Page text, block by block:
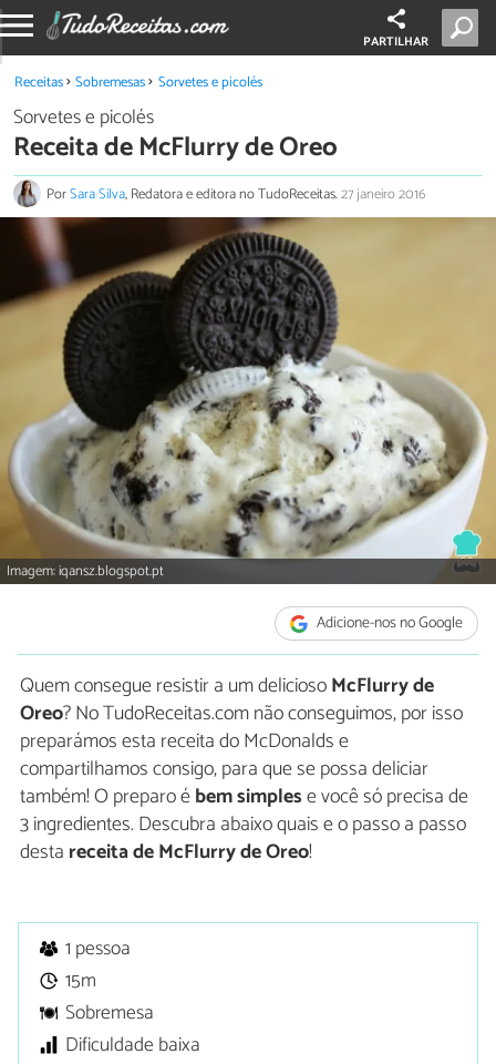
PARTILHAR
Receitas Sobremesas Sorvetes e picolés
Sorvetes e picolés
Receita de McFlurry de Oreo
PorSara Silva, Redatora e editora no TudoReceitas.27 janeiro 2016
Imagem: iqansz.blogspot.pt
Adicione-nos no Google
Quem consegue resistir a um deliciosoMcFlurry de
Oreo? No TudoReceitas.com não conseguimos, por isso
preparámos esta receita do McDonalds e
compartilhamos consigo, para que se possa deliciar
também! O preparo ébem simplese você só precisa de
3 ingredientes. Descubra abaixo quais e o passo a passo
desta receita de McFlurry de Oreo!
1 pessoa
15m
Sobremesa
Dificuldade baixa